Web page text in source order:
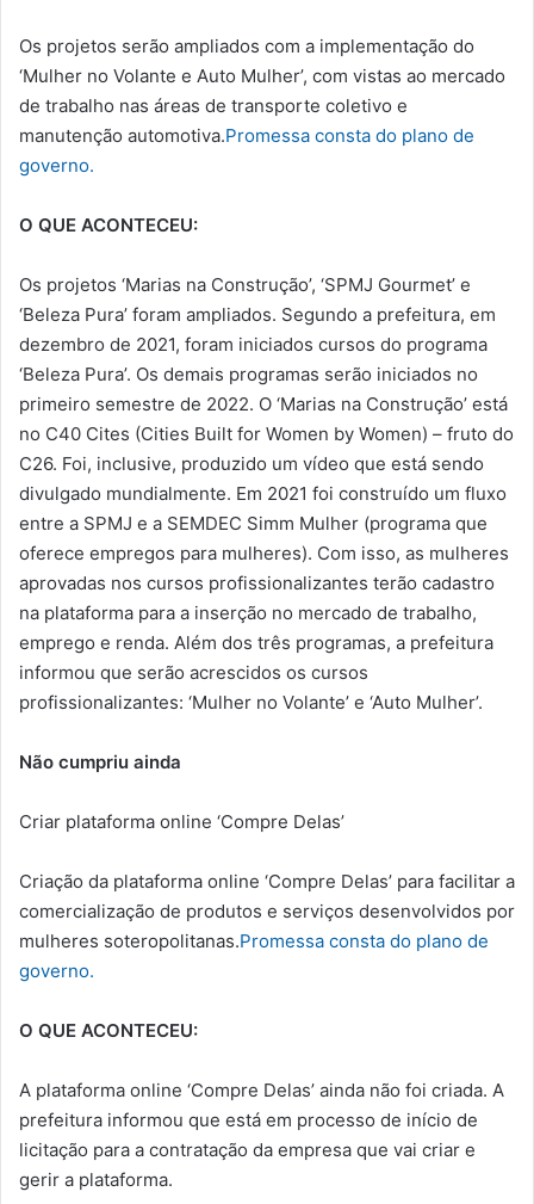
Os projetos serão ampliados com a implementação do
‘Mulher no Volante e Auto Mulher’, com vistas ao mercado
de trabalho nas áreas de transporte coletivo e
manutenção automotiva.Promessa consta do plano de
governo.
O QUE ACONTECEU:
Os projetos ‘Marias na Construção’, ‘SPMJ Gourmet’ e
‘Beleza Pura’ foram ampliados. Segundo a prefeitura, em
dezembro de 2021, foram iniciados cursos do programa
‘Beleza Pura’. Os demais programas serão iniciados no
primeiro semestre de 2022. O ‘Marias na Construção’ está
no C40 Cites (Cities Built for Women by Women) – fruto do
C26. Foi, inclusive, produzido um vídeo que está sendo
divulgado mundialmente. Em 2021 foi construído um fluxo
entre a SPMJ e a SEMDEC Simm Mulher (programa que
oferece empregos para mulheres). Com isso, as mulheres
aprovadas nos cursos profissionalizantes terão cadastro
na plataforma para a inserção no mercado de trabalho,
emprego e renda. Além dos três programas, a prefeitura
informou que serão acrescidos os cursos
profissionalizantes: ‘Mulher no Volante’ e ‘Auto Mulher’.
Não cumpriu ainda
Criar plataforma online ‘Compre Delas’
Criação da plataforma online ‘Compre Delas’ para facilitar a
comercialização de produtos e serviços desenvolvidos por
mulheres soteropolitanas.Promessa consta do plano de
governo.
O QUE ACONTECEU:
A plataforma online ‘Compre Delas’ ainda não foi criada. A
prefeitura informou que está em processo de início de
licitação para a contratação da empresa que vai criar e
gerir a plataforma.